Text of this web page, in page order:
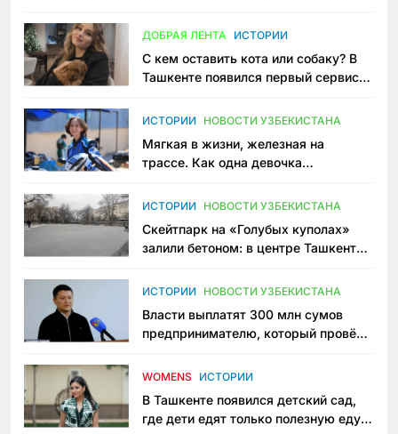
ДОБРАЯ ЛЕНТА ИСТОРИИ
С кем оставить кота или собаку? В
Ташкенте появился первый сервис
ИСТОРИИ НОВОСТИ УЗБЕКИСТАНА
Мягкая в жизни, железная на
трассе. Как одна девочка
Узбекистане
ИСТОРИИ НОВОСТИ УЗБЕКИСТАНА
Скейтпарк на «Голубых куполах»
залили бетоном: в центре Ташкента
пространство
ИСТОРИИ НОВОСТИ УЗБЕКИСТАНА
Власти выплатят 300 млн сумов
предпринимателю, который провёл
приговору
WOMENS ИСТОРИИ
В Ташкенте появился детский сад,
где дети едят только полезную еду.